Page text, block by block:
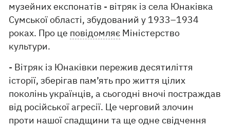
музейних експонатів - вітряк із села Юнаківка
Сумської області, збудований у 1933–1934
роках. Про це повідомляє Міністерство
культури.
- Вітряк із Юнаківки пережив десятиліття
історії, зберігав пам’ять про життя цілих
поколінь українців, а сьогодні вночі постраждав
від російської агресії. Це черговий злочин
проти нашої спадщини та ще одне свідчення